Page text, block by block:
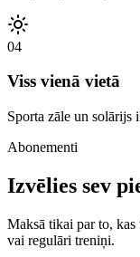
04
Viss vienā vietā
Sporta zāle un solārijs
Abonementi
Izvēlies sev
Maksā tikai par to, kas
vai regulāri treniņi.